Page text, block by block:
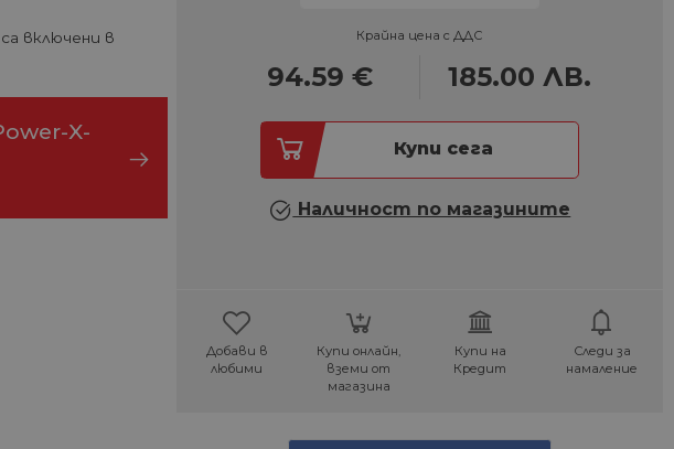
включени в
X-
Крайна цена с ДДС
94.59 € 185.00 ЛВ.
Купи сега
Наличност по магазините
Добави в
любими
Купи онлайн,
вземи от
магазина
Купи на
Кредит
Следи за
намаление